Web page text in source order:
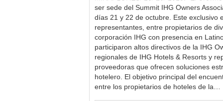
ser sede del Summit IHG Owners
días 21 y 22 de octubre. Este exclusivo
representantes, entre propietarios de
corporación IHG con presencia en
participaron altos directivos de la IHG
regionales de IHG Hotels & Resorts y
proveedoras que ofrecen soluciones
hotelero. El objetivo principal del
entre los propietarios de hoteles de la…